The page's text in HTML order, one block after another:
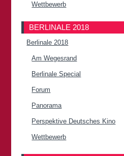
Wettbewerb
BERLINALE 2018
Berlinale 2018
Am Wegesrand
Berlinale Special
Forum
Panorama
Perspektive Deutsches Kino
Wettbewerb